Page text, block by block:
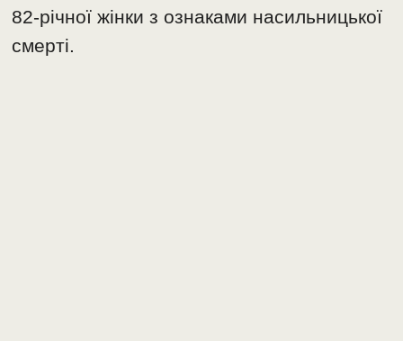
82-річної жінки з ознаками насильницької
смерті.